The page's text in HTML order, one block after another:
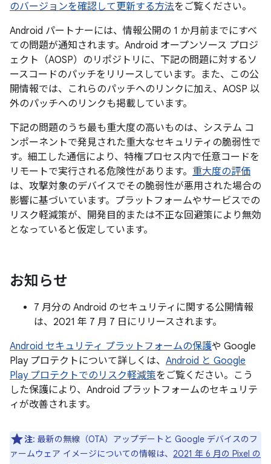
のバージョンを確認して更新する方法をご覧ください。
Android パートナーには、情報公開の 1 か月前までにすべ
ての問題が通知されます。Android オープンソース プロジ
ェクト（AOSP）のリポジトリに、下記の問題に対するソ
ースコードのパッチをリリースしています。また、この公
開情報では、これらのパッチへのリンクに加え、AOSP 以
外のパッチへのリンクも掲載しています。
下記の問題のうち最も重大度の高いものは、システム コ
ンポーネントで発見された重大なセキュリティの脆弱性で
す。細工した通信により、特権プロセス内で任意コードを
リモートで実行される危険性があります。 重大度の評価
は、攻撃対象のデバイスでその脆弱性が悪用された場合の
影響に基づいています。プラットフォームやサービスでの
リスク軽減策が、開発目的または不正な回避策により無効
となっていると仮定しています。
お知らせ
7 月分の Android のセキュリティに関する公開情報
は、2021 年 7 月 7 日にリリースされます。
Android セキュリティ プラットフォームの保護や Google
Play プロテクトについて詳しくは、 Android と Google
Play プロテクトでのリスク軽減策をご覧ください。こう
した保護により、Android プラットフォームのセキュリテ
ィが改善されます。
注: 最新の無線（OTA）アップデートと Google デバイスのフ
ァームウェア イメージについての情報は、 2021 年 6 月の Pixel の